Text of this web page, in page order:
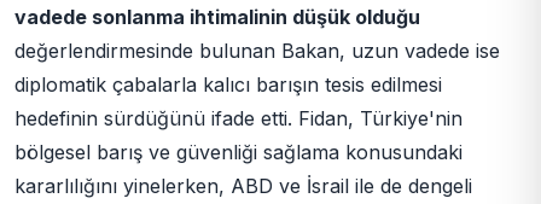
vadede sonlanma ihtimalinin düşük olduğu
değerlendirmesinde bulunan Bakan, uzun vadede ise
diplomatik çabalarla kalıcı barışın tesis edilmesi
hedefinin sürdüğünü ifade etti. Fidan, Türkiye'nin
bölgesel barış ve güvenliği sağlama konusundaki
kararlılığını yinelerken, ABD ve İsrail ile de dengeli